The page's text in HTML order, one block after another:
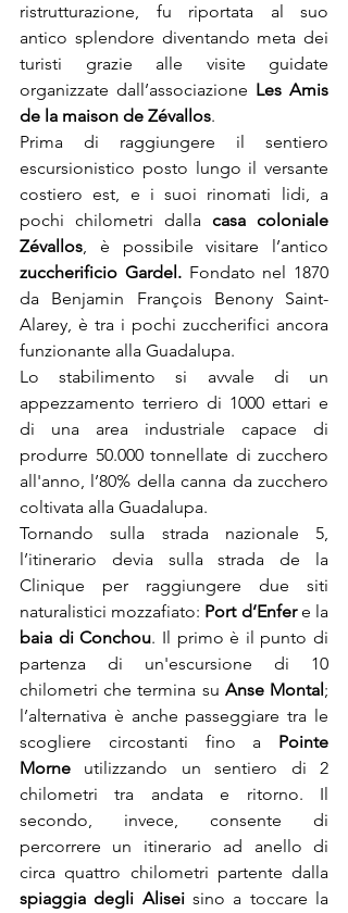
ristrutturazione, fu riportata al suo
antico splendore diventando meta dei
turisti grazie alle visite guidate
organizzate dall’associazione Les Amis
de la maison de Zévallos.
Prima di raggiungere il sentiero
escursionistico posto lungo il versante
costiero est, e i suoi rinomati lidi, a
pochi chilometri dalla casa coloniale
Zévallos
zuccherificio Gardel. Fondato nel 1870
da Benjamin François Benony Saint-
Alarey, è tra i pochi zuccherifici ancora
funzionante alla Guadalupa.
Lo stabilimento si avvale di un
appezzamento terriero di 1000 ettari e
di una area industriale capace di
produrre 50.000 tonnellate di zucchero
all'anno, l’80% della canna da zucchero
coltivata alla Guadalupa.
Tornando sulla strada nazionale 5,
l’itinerario devia sulla strada de la
Clinique per raggiungere due siti
naturalistici mozzafiato: Port d’Enfer
baia di Conchou. Il primo è il punto di
partenza di un'escursione di 10
chilometri che termina su Anse Montal;
l’alternativa è anche passeggiare tra le
scogliere circostanti fino a Pointe
Morne utilizzando un sentiero di 2
chilometri tra andata e ritorno. Il
secondo, invece, consente di
percorrere un itinerario ad anello di
spiaggia degli Alisei